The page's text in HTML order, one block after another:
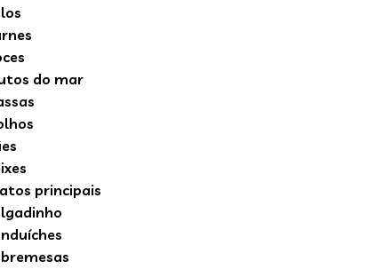
do mar
principais